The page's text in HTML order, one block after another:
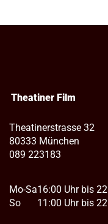
Theatiner Film
Theatinerstrasse 32
80333 München
089 223183
Mo-Sa
So
16:00 Uhr bis
11:00 Uhr bis